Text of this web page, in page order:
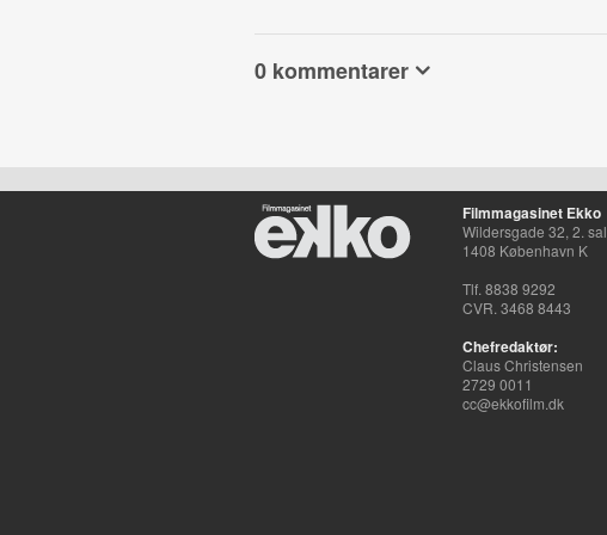
0 kommentarer
Filmmagasinet Ekko
Wildersgade 32, 2. sal
1408 København K
Tlf. 8838 9292
CVR. 3468 8443
Chefredaktør:
Claus Christensen
2729 0011
cc@ekkofilm.dk